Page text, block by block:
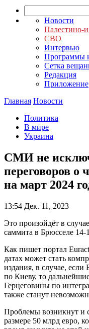
Новости
Палестино-
СВО
Интервью
Программы
Сетка
Редакция
Приложение
Главная Новости
Политика
В мире
Украина
СМИ не
переговоров
на март 2024
13:54 Дек. 11, 2023
Это произойдёт в
саммита в Брюсселе 14-
Как пишет портал
датах может стать
издания, в случае,
по Киеву, то
Герцеговины по
также станут
Проблемы возникнут и
размере 50 млрд евро,